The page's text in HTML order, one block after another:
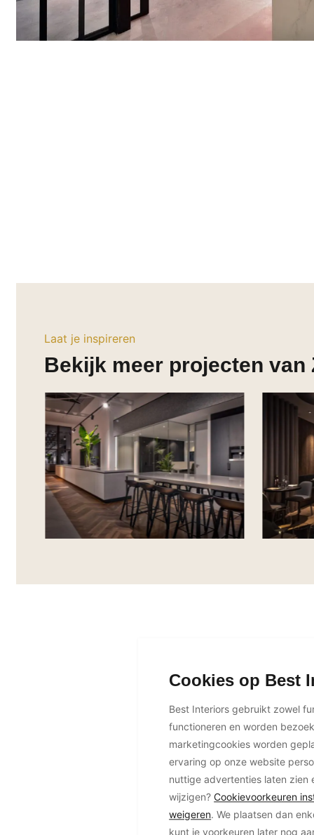
Laat je inspireren
Bekijk meer projecten van
Cookies op Best
Best Interiors gebruikt zowel
functioneren en worden
marketingcookies worden
ervaring op onze website
nuttige advertenties laten zien
wijzigen?Cookievoorkeuren
weigeren. We plaatsen dan
kunt je voorkeuren later nog